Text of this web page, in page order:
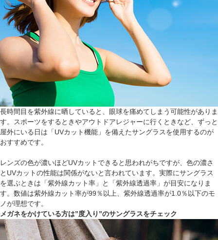
長時間目を紫外線に晒していると、眼球を痛めてしまう可能性がありま
す。スポーツをするときやアウトドアレジャーに行くときなど、ずっと
屋外にいる日は「UVカット機能」を備えたサングラスを使用するのが
おすすめです。
レンズの色が濃いほどUVカットできると思われがちですが、色の濃さ
とUVカットの性能は関係がないと言われています。実際にサングラス
を選ぶときは「紫外線カット率」と「紫外線透過率」が目安になりま
す。数値は紫外線カット率が99％以上、紫外線透過率が1.0％以下のモ
ノが理想です。
メガネをかけている方は”度入り”のサングラスをチェック